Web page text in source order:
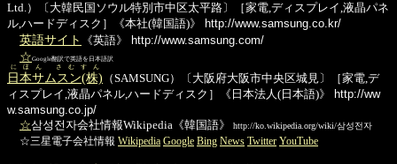
Ltd.）〔大韓民国ソウル特別市中区太平路〕［家電,ディスプレイ,液晶パネ
ル,ハードディスク］《本社(韓国語)》
http://www.samsung.co.kr/
英語サイト 《英語》 http://www.samsung.com/
☆Google翻訳で英語を日本語訳
日本サムスン(株)
にほん さむすん
（SAMSUNG）〔大阪府大阪市中央区城見〕［家電,デ
ィスプレイ,液晶パネル,ハードディスク］《日本法人(日本語)》
http://ww
w.samsung.co.jp/
☆삼성전자会社情報Wikipedia《韓国語》 http://ko.wikipedia.org/wiki/삼성전자
☆三星電子会社情報 Wikipedia Google Bing News Twitter YouTube